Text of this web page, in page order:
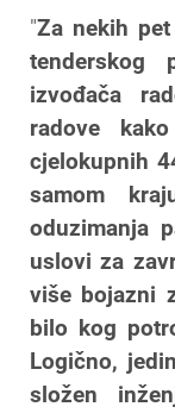
"Za nekih
tenderskog
izvođača
radove
cjelokupnih
samom
oduzimanja
uslovi za
više bojazni
bilo kog
Logično,
složen